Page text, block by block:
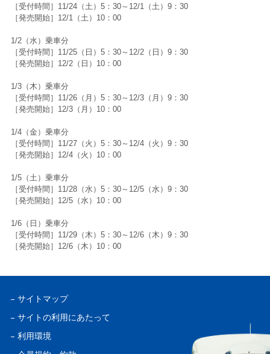
［受付時間］11/24（土）5：30～12/1（土）9：30
［発売開始］12/1（土）10：00
1/2（水）乗車分
［受付時間］11/25（日）5：30～12/2（日）9：30
［発売開始］12/2（日）10：00
1/3（木）乗車分
［受付時間］11/26（月）5：30～12/3（月）9：30
［発売開始］12/3（月）10：00
1/4（金）乗車分
［受付時間］11/27（火）5：30～12/4（火）9：30
［発売開始］12/4（火）10：00
1/5（土）乗車分
［受付時間］11/28（水）5：30～12/5（水）9：30
［発売開始］12/5（水）10：00
1/6（日）乗車分
［受付時間］11/29（木）5：30～12/6（木）9：30
［発売開始］12/6（木）10：00
サイトマップ
サイトの利用にあたって
利用環境